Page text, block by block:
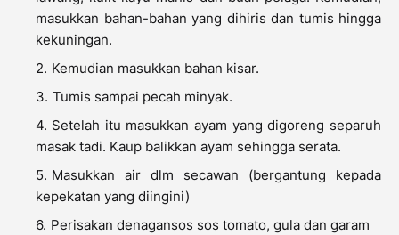
masukkan bahan-bahan yang dihiris dan tumis hingga
kekuningan.
Kemudian masukkan bahan kisar.
Tumis sampai pecah minyak.
Setelah itu masukkan ayam yang digoreng separuh
masak tadi. Kaup balikkan ayam sehingga serata.
Masukkan air dlm secawan (bergantung kepada
kepekatan yang diingini)
Perisakan denagansos sos tomato, gula dan garam